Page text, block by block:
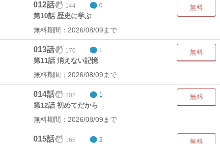
012話 144 0
第10話 歴史に学ぶ
無料期間：2026/08/09まで
無料
013話 170 1
第11話 消えない記憶
無料期間：2026/08/09まで
無料
014話 202 1
第12話 初めてだから
無料期間：2026/08/09まで
無料
015話 165 2 無料